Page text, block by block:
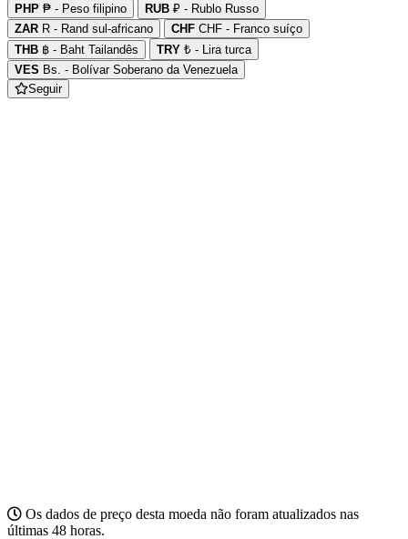
PHP ₱ - Peso filipino RUB ₽ - Rublo Russo
ZAR R - Rand sul-africano CHF CHF - Franco suíço
THB ฿ - Baht Tailandês TRY ₺ - Lira turca
VES Bs. - Bolívar Soberano da Venezuela
Seguir
Os dados de preço desta moeda não foram atualizados nas
últimas 48 horas.